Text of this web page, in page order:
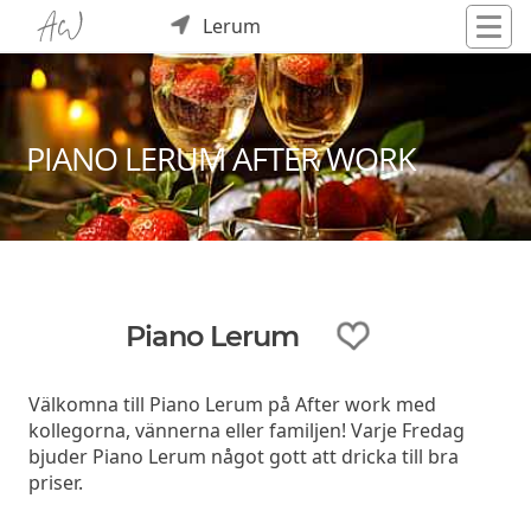
Lerum
PIANO LERUM AFTER WORK
Piano Lerum
Välkomna till Piano Lerum på After work med
kollegorna, vännerna eller familjen! Varje Fredag
bjuder Piano Lerum något gott att dricka till bra
priser.